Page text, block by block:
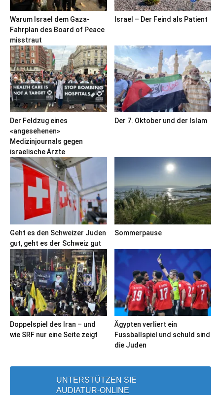
Warum Israel dem Gaza-
Fahrplan des Board of Peace
misstraut
Israel – Der Feind als Patient
Der Feldzug eines
«angesehenen»
Medizinjournals gegen
israelische Ärzte
Der 7. Oktober und der Islam
Geht es den Schweizer Juden
gut, geht es der Schweiz gut
Sommerpause
Doppelspiel des Iran – und
wie SRF nur eine Seite zeigt
Ägypten verliert ein
Fussballspiel und schuld sind
die Juden
UNTERSTÜTZEN SIE
AUDIATUR-ONLINE